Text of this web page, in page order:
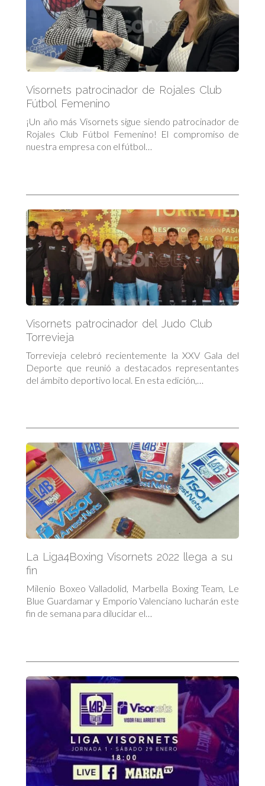
Visornets patrocinador de Rojales Club
Fútbol Femenino
¡Un año más Visornets sigue siendo patrocinador de
Rojales Club Fútbol Femenino! El compromiso de
nuestra empresa con el fútbol…
Visornets patrocinador del Judo Club
Torrevieja
Torrevieja celebró recientemente la XXV Gala del
Deporte que reunió a destacados representantes
del ámbito deportivo local. En esta edición,…
La Liga4Boxing Visornets 2022 llega a su
fin
Milenio Boxeo Valladolid, Marbella Boxing Team, Le
Blue Guardamar y Emporio Valenciano lucharán este
fin de semana para dilucidar el…